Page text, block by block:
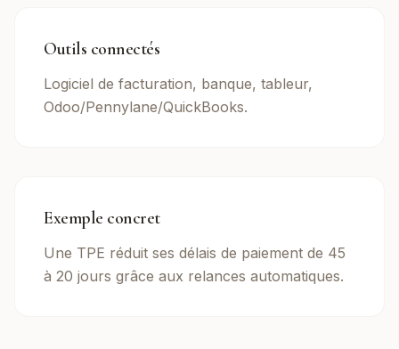
Outils connectés
Logiciel de facturation, banque, tableur,
Odoo/Pennylane/QuickBooks.
Exemple concret
Une TPE réduit ses délais de paiement de 45
à 20 jours grâce aux relances automatiques.